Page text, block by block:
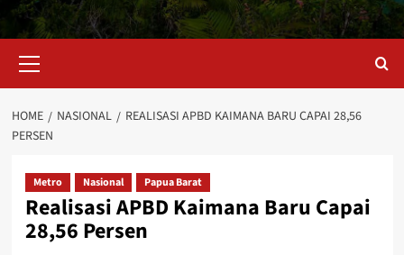
Menu
HOME NASIONAL
REALISASI APBD KAIMANA BARU CAPAI 28,56
PERSEN
Metro Nasional Papua Barat
Realisasi APBD Kaimana Baru Capai
28,56 Persen